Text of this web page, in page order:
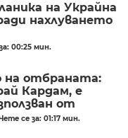
на Украйна
нахлуването
00:25 мин.
отбраната:
Кардам, е
от
се за: 01:17 мин.